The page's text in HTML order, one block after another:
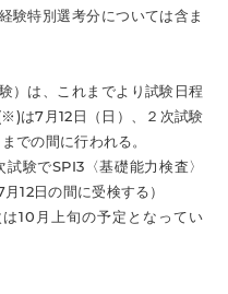
験特別選考分については含ま
）は、これまでより試験日程
は7月12日（日）、２次試験
での間に行われる。
験でSPI3〈基礎能力検査〉
12日の間に受検する）
10月上旬の予定となってい